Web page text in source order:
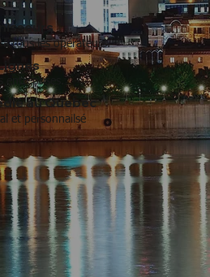
à tous les opérateurs.
entreprises.
au Québec
et personnailsé